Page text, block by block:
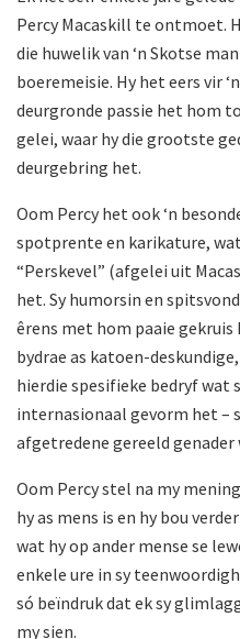
Percy Macaskill te ontmoet.
die huwelik van ‘n Skotse
boeremeisie. Hy het eers vir
deurgronde passie het hom
gelei, waar hy die grootste
deurgebring het.
Oom Percy het ook ‘n
spotprente en karikature,
“Perskevel” (afgelei uit
het. Sy humorsin en
êrens met hom paaie gekruis
bydrae as katoen-
hierdie spesifieke bedryf wat
internasionaal gevorm het –
afgetredene gereeld genader
Oom Percy stel na my
hy as mens is en hy bou
wat hy op ander mense se
enkele ure in sy
só beïndruk dat ek sy
my sien.